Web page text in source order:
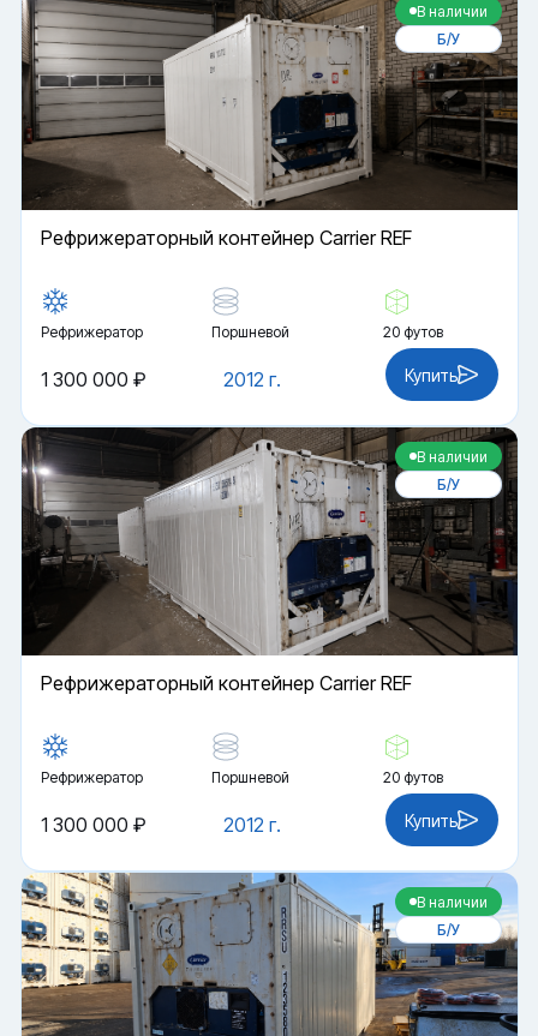
В наличии
Б/У
Рефрижераторный контейнер Carrier REF
Рефрижератор Поршневой 20 футов
2012 г.
1 300 000 ₽ Купить
В наличии
Б/У
Рефрижераторный контейнер Carrier REF
Рефрижератор Поршневой 20 футов
2012 г.
1 300 000 ₽ Купить
В наличии
Б/У